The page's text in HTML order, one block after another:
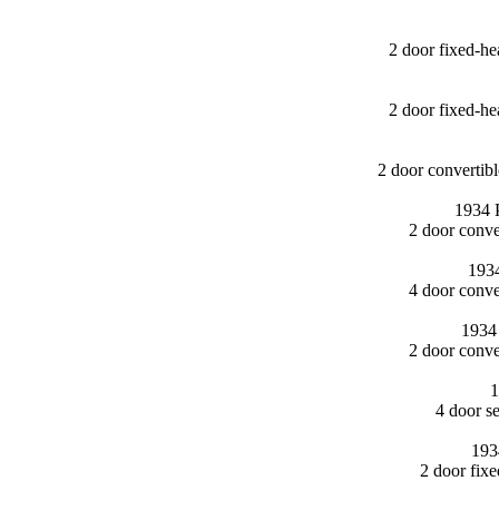
2 door fixed-
2 door fixed-
2 door
1934
2 door
4 door
2 door
4 door
2 door